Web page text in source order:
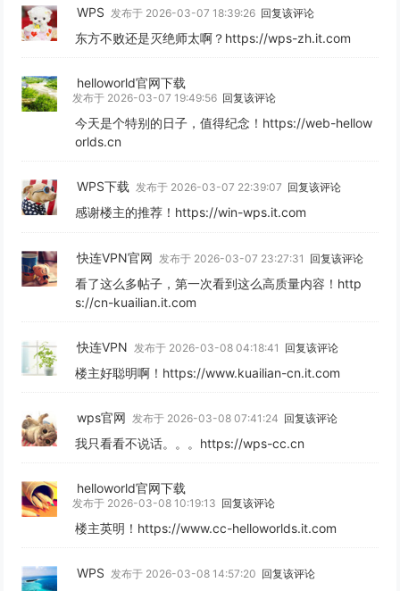
WPS 发布于 2026-03-07 18:39:26 回复该评论
东方不败还是灭绝师太啊？https://wps-zh.it.com
helloworld官网下载
发布于 2026-03-07 19:49:56 回复该评论
今天是个特别的日子，值得纪念！https://web-hellow
orlds.cn
WPS下载 发布于 2026-03-07 22:39:07 回复该评论
感谢楼主的推荐！https://win-wps.it.com
快连VPN官网 发布于 2026-03-07 23:27:31 回复该评论
看了这么多帖子，第一次看到这么高质量内容！http
s://cn-kuailian.it.com
快连VPN 发布于 2026-03-08 04:18:41 回复该评论
楼主好聪明啊！https://www.kuailian-cn.it.com
wps官网 发布于 2026-03-08 07:41:24 回复该评论
我只看看不说话。。。https://wps-cc.cn
helloworld官网下载
发布于 2026-03-08 10:19:13 回复该评论
楼主英明！https://www.cc-helloworlds.it.com
WPS 发布于 2026-03-08 14:57:20 回复该评论